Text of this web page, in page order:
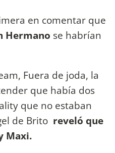
en comentar que
Hermano se habrían
Fuera de joda, la
que había dos
que no estaban
de Brito reveló que
Maxi.